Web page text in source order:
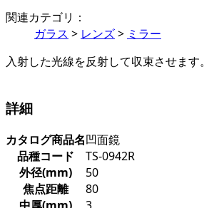
関連カテゴリ：
ガラス > レンズ> ミラー
入射した光線を反射して収束させます。
詳細
カタログ商品名凹面鏡
品種コード
TS-0942R
外径(mm)
50
焦点距離
80